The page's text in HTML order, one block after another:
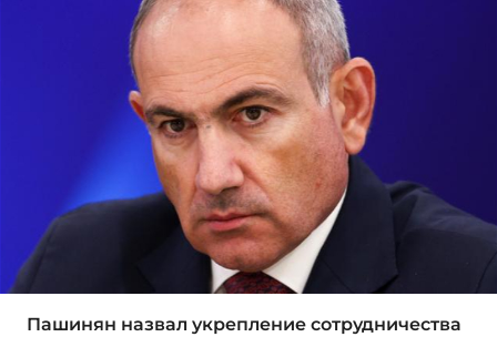
Пашинян назвал укрепление сотрудничества